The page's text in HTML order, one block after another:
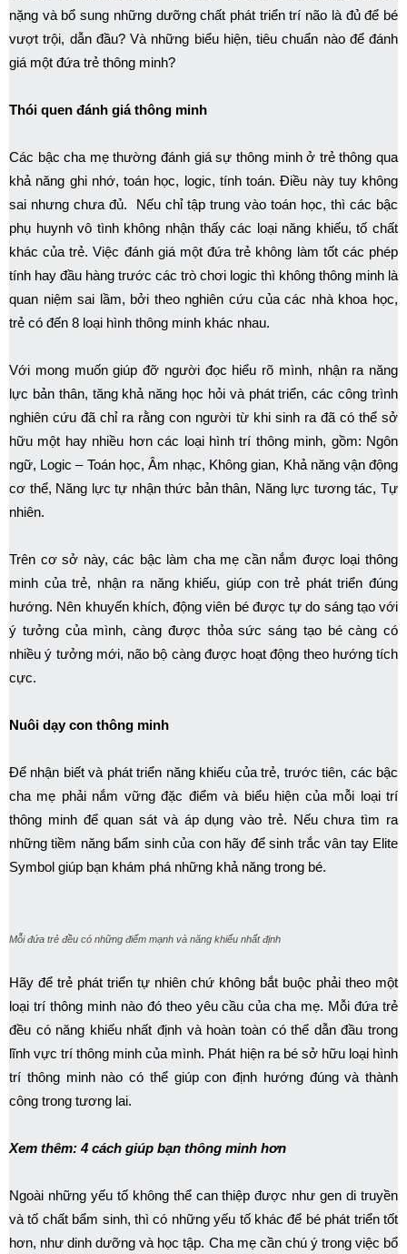
nặng và bổ sung những dưỡng chất phát triển trí não là đủ để bé
vượt trội, dẫn đầu? Và những biểu hiện, tiêu chuẩn nào để đánh
giá một đứa trẻ thông minh?
Thói quen đánh giá thông minh
Các bậc cha mẹ thường đánh giá sự thông minh ở trẻ thông qua
khả năng ghi nhớ, toán học, logic, tính toán. Điều này tuy không
sai nhưng chưa đủ. Nếu chỉ tập trung vào toán học, thì các bậc
phụ huynh vô tình không nhận thấy các loại năng khiếu, tố chất
khác của trẻ. Việc đánh giá một đứa trẻ không làm tốt các phép
tính hay đầu hàng trước các trò chơi logic thì không thông minh là
quan niệm sai lầm, bởi theo nghiên cứu của các nhà khoa học,
trẻ có đến 8 loại hình thông minh khác nhau.
Với mong muốn giúp đỡ người đọc hiểu rõ mình, nhận ra năng
lực bản thân, tăng khả năng học hỏi và phát triển, các công trình
nghiên cứu đã chỉ ra rằng con người từ khi sinh ra đã có thể sở
hữu một hay nhiều hơn các loại hình trí thông minh, gồm: Ngôn
ngữ, Logic – Toán học, Âm nhạc, Không gian, Khả năng vận động
cơ thể, Năng lực tự nhận thức bản thân, Năng lực tương tác, Tự
nhiên.
Trên cơ sở này, các bậc làm cha mẹ cần nắm được loại thông
minh của trẻ, nhận ra năng khiếu, giúp con trẻ phát triển đúng
hướng. Nên khuyến khích, động viên bé được tự do sáng tạo với
ý tưởng của mình, càng được thỏa sức sáng tạo bé càng có
nhiều ý tưởng mới, não bộ càng được hoạt động theo hướng tích
cực.
Nuôi dạy con thông minh
Để nhận biết và phát triển năng khiếu của trẻ, trước tiên, các bậc
cha mẹ phải nắm vững đặc điểm và biểu hiện của mỗi loại trí
thông minh để quan sát và áp dụng vào trẻ. Nếu chưa tìm ra
những tiềm năng bẩm sinh của con hãy để sinh trắc vân tay Elite
Symbol giúp bạn khám phá những khả năng trong bé.
Mỗi đứa trẻ đều có những điểm mạnh và năng khiếu nhất định
Hãy để trẻ phát triển tự nhiên chứ không bắt buộc phải theo một
loại trí thông minh nào đó theo yêu cầu của cha mẹ. Mỗi đứa trẻ
đều có năng khiếu nhất định và hoàn toàn có thể dẫn đầu trong
lĩnh vực trí thông minh của mình. Phát hiện ra bé sở hữu loại hình
trí thông minh nào có thể giúp con định hướng đúng và thành
công trong tương lai.
Xem thêm: 4 cách giúp bạn thông minh hơn
Ngoài những yếu tố không thể can thiệp được như gen di truyền
và tố chất bẩm sinh, thì có những yếu tố khác để bé phát triển tốt
hơn, như dinh dưỡng và học tập. Cha mẹ cần chú ý trong việc bổ